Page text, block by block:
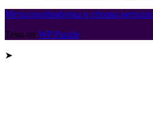
Металлообработка и сборка
Тема от WP Puzzle
➤